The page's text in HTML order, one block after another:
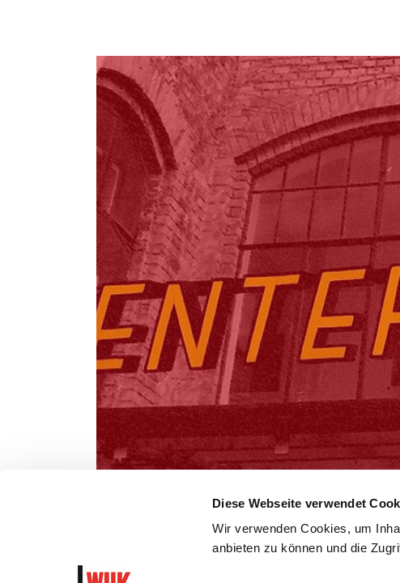
Diese Webseite verwendet
Wir verwenden Cookies, um
anbieten zu können und die